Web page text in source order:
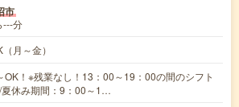
市
---分
月～金）
OK！※残業なし！13：00～19：00の間のシフト
休み期間：9：00～1…